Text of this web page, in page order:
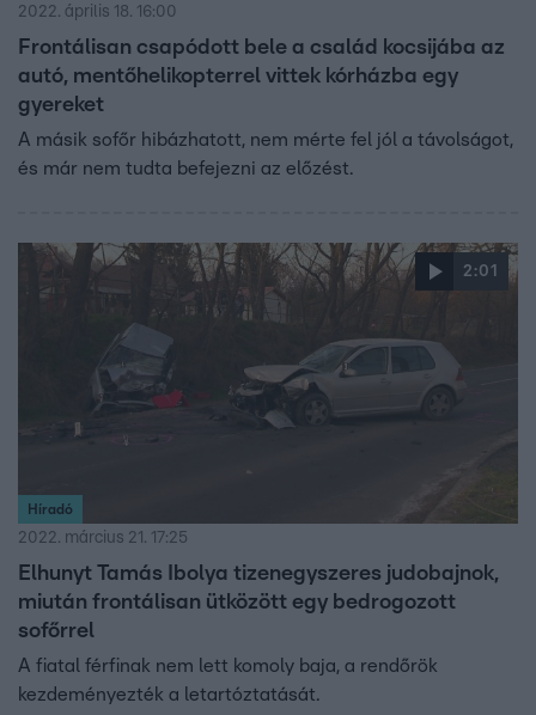
2022. április 18. 16:00
Frontálisan csapódott bele a család kocsijába az
autó, mentőhelikopterrel vittek kórházba egy
gyereket
A másik sofőr hibázhatott, nem mérte fel jól a távolságot,
és már nem tudta befejezni az előzést.
2:01
Híradó
2022. március 21. 17:25
Elhunyt Tamás Ibolya tizenegyszeres judobajnok,
miután frontálisan ütközött egy bedrogozott
sofőrrel
A fiatal férfinak nem lett komoly baja, a rendőrök
kezdeményezték a letartóztatását.